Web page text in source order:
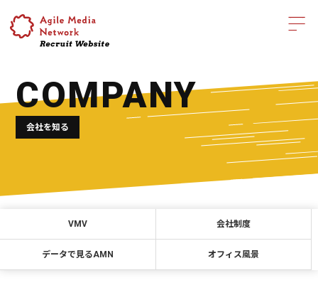
COMPANY
会社を知る
VMV 会社制度
データで見るAMN オフィス風景